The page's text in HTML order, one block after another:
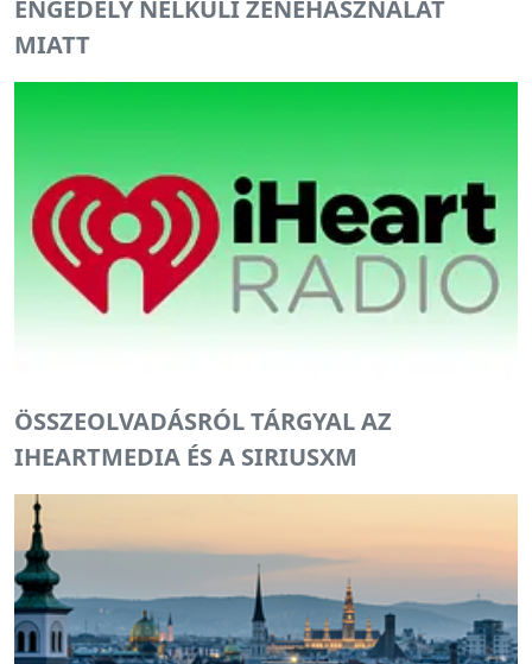
ENGEDÉLY NÉLKÜLI ZENEHASZNÁLAT
MIATT
ÖSSZEOLVADÁSRÓL TÁRGYAL AZ
IHEARTMEDIA ÉS A SIRIUSXM